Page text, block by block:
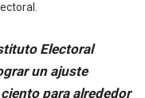
Electoral
un ajuste
para alrededor